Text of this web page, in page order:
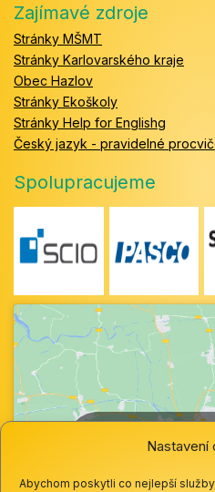
Nastavení
Abychom poskytli co nejlepší
Zajímavé zdroje
Stránky MŠMT
Stránky Karlovarského kraje
Obec Hazlov
Stránky Ekoškoly
Stránky Help for Englishg
Český jazyk - pravidelné
Spolupracujeme
cookie a